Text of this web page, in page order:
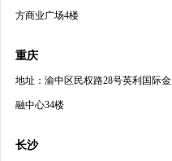
方商业广场4楼
重庆
地址：渝中区民权路28号英利国际金
融中心34楼
长沙